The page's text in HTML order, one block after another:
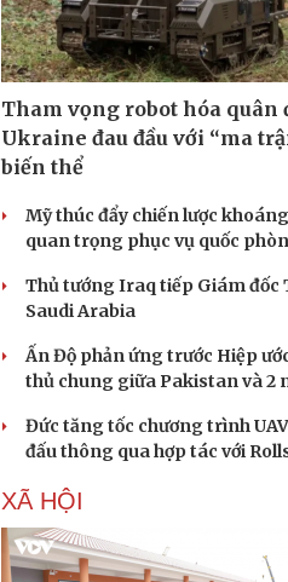
Tham vọng robot hóa quân
Ukraine đau đầu với “ma
biến thể
Mỹ thúc đẩy chiến lược
quan trọng phục vụ quốc
Thủ tướng Iraq tiếp Giám đốc
Saudi Arabia
Ấn Độ phản ứng trước Hiệp
thủ chung giữa Pakistan và 2
Đức tăng tốc chương trình
đấu thông qua hợp tác với
XÃ HỘI